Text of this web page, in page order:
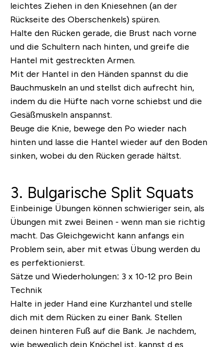
leichtes Ziehen in den Kniesehnen (an der
Rückseite des Oberschenkels) spüren.
Halte den Rücken gerade, die Brust nach vorne
und die Schultern nach hinten, und greife die
Hantel mit gestreckten Armen.
Mit der Hantel in den Händen spannst du die
Bauchmuskeln an und stellst dich aufrecht hin,
indem du die Hüfte nach vorne schiebst und die
Gesäßmuskeln anspannst.
Beuge die Knie, bewege den Po wieder nach
hinten und lasse die Hantel wieder auf den Boden
sinken, wobei du den Rücken gerade hältst.
3. Bulgarische Split Squats
Einbeinige Übungen können schwieriger sein, als
Übungen mit zwei Beinen - wenn man sie richtig
macht. Das Gleichgewicht kann anfangs ein
Problem sein, aber mit etwas Übung werden du
es perfektionierst.
Sätze und Wiederholungen: 3 x 10-12 pro Bein
Technik
Halte in jeder Hand eine Kurzhantel und stelle
dich mit dem Rücken zu einer Bank. Stellen
deinen hinteren Fuß auf die Bank. Je nachdem,
wie beweglich dein Knöchel ist, kannst d es